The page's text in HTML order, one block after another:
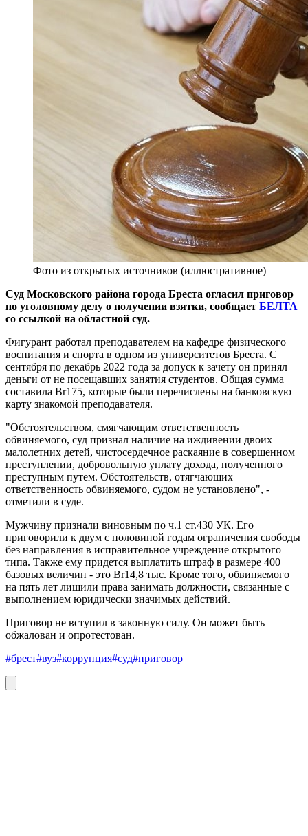
Фото из открытых источников (иллюстративное)
Суд Московского района города Бреста огласил приговор
по уголовному делу о получении взятки, сообщает БЕЛТА
со ссылкой на областной суд.
Фигурант работал преподавателем на кафедре физического
воспитания и спорта в одном из университетов Бреста. С
сентября по декабрь 2022 года за допуск к зачету он принял
деньги от не посещавших занятия студентов. Общая сумма
составила Br175, которые были перечислены на банковскую
карту знакомой преподавателя.
"Обстоятельством, смягчающим ответственность
обвиняемого, суд признал наличие на иждивении двоих
малолетних детей, чистосердечное раскаяние в совершенном
преступлении, добровольную уплату дохода, полученного
преступным путем. Обстоятельств, отягчающих
ответственность обвиняемого, судом не установлено", -
отметили в суде.
Мужчину признали виновным по ч.1 ст.430 УК. Его
приговорили к двум с половиной годам ограничения свободы
без направления в исправительное учреждение открытого
типа. Также ему придется выплатить штраф в размере 400
базовых величин - это Br14,8 тыс. Кроме того, обвиняемого
на пять лет лишили права занимать должности, связанные с
выполнением юридически значимых действий.
Приговор не вступил в законную силу. Он может быть
обжалован и опротестован.
#брест#вуз#коррупция#суд#приговор